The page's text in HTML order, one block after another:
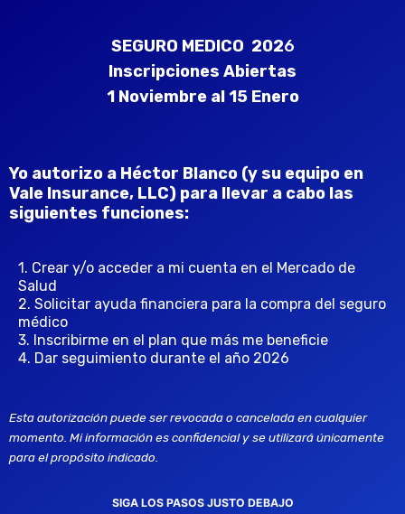
SEGURO MEDICO  2026
Inscripciones Abiertas
1 Noviembre al 15 Enero
Yo autorizo a Héctor Blanco (y su equipo en
Vale Insurance, LLC) para llevar a cabo las
siguientes funciones:
1. Crear y/o acceder a mi cuenta en el Mercado de
Salud
2. Solicitar ayuda financiera para la compra del seguro
médico
3. Inscribirme en el plan que más me beneficie
4. Dar seguimiento durante el año 2026
Esta autorización puede ser revocada o cancelada en cualquier
momento. Mi información es confidencial y se utilizará únicamente
para el propósito indicado.
SIGA LOS PASOS JUSTO DEBAJO